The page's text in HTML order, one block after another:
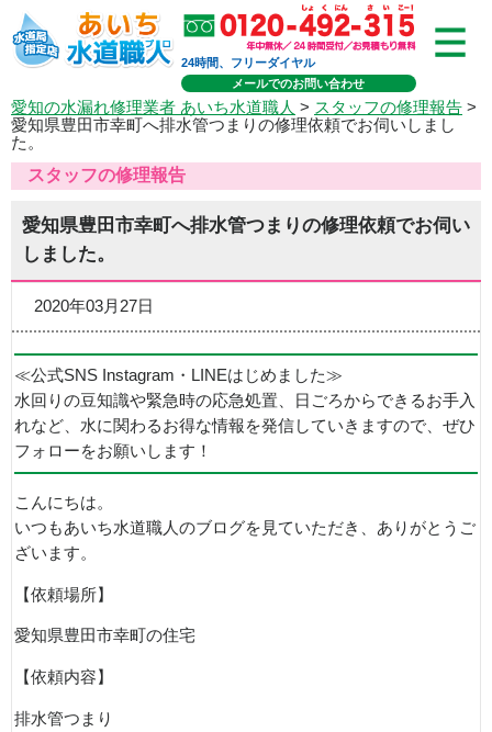
24時間、フリーダイヤル
メールでのお問い合わせ
愛知の水漏れ修理業者 あいち水道職人 > スタッフの修理報告 >
愛知県豊田市幸町へ排水管つまりの修理依頼でお伺いしまし
た。
スタッフの修理報告
愛知県豊田市幸町へ排水管つまりの修理依頼でお伺い
しました。
2020年03月27日
≪公式SNS Instagram・LINEはじめました≫
水回りの豆知識や緊急時の応急処置、日ごろからできるお手入
れなど、水に関わるお得な情報を発信していきますので、ぜひ
フォローをお願いします！
こんにちは。
いつもあいち水道職人のブログを見ていただき、ありがとうご
ざいます。
【依頼場所】
愛知県豊田市幸町の住宅
【依頼内容】
排水管つまり